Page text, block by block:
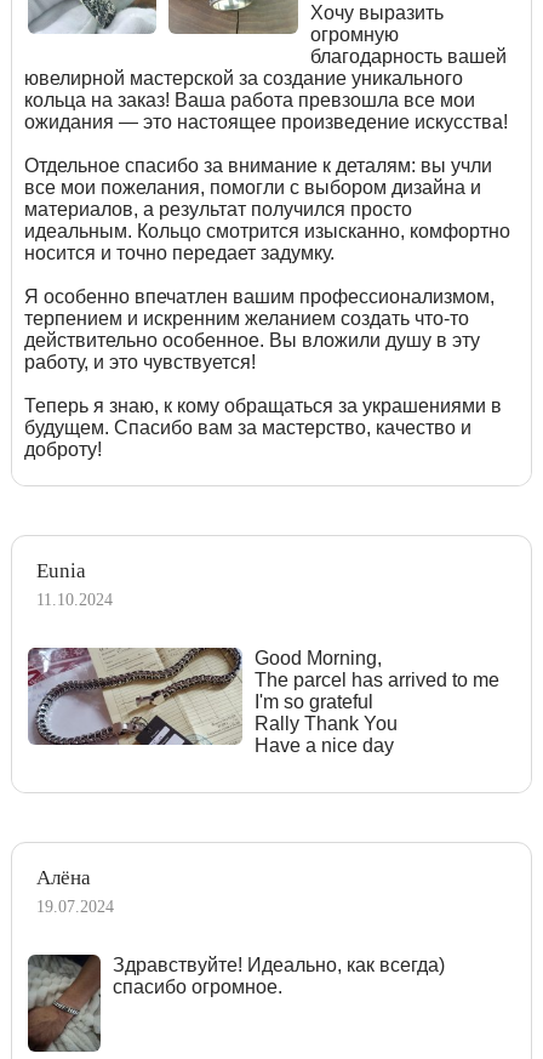
Хочу выразить
огромную
благодарность вашей
ювелирной мастерской за создание уникального
кольца на заказ! Ваша работа превзошла все мои
ожидания — это настоящее произведение искусства!
Отдельное спасибо за внимание к деталям: вы учли
все мои пожелания, помогли с выбором дизайна и
материалов, а результат получился просто
идеальным. Кольцо смотрится изысканно, комфортно
носится и точно передает задумку.
Я особенно впечатлен вашим профессионализмом,
терпением и искренним желанием создать что-то
действительно особенное. Вы вложили душу в эту
работу, и это чувствуется!
Теперь я знаю, к кому обращаться за украшениями в
будущем. Спасибо вам за мастерство, качество и
доброту!
Eunia
11.10.2024
Good Morning,
The parcel has arrived to me
I'm so grateful
Rally Thank You
Have a nice day
Алёна
19.07.2024
Здравствуйте! Идеально, как всегда)
спасибо огромное.